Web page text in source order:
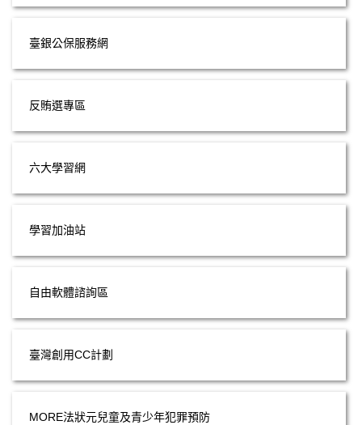
臺銀公保服務網
反賄選專區
六大學習網
學習加油站
自由軟體諮詢區
臺灣創用CC計劃
MORE法狀元兒童及青少年犯罪預防